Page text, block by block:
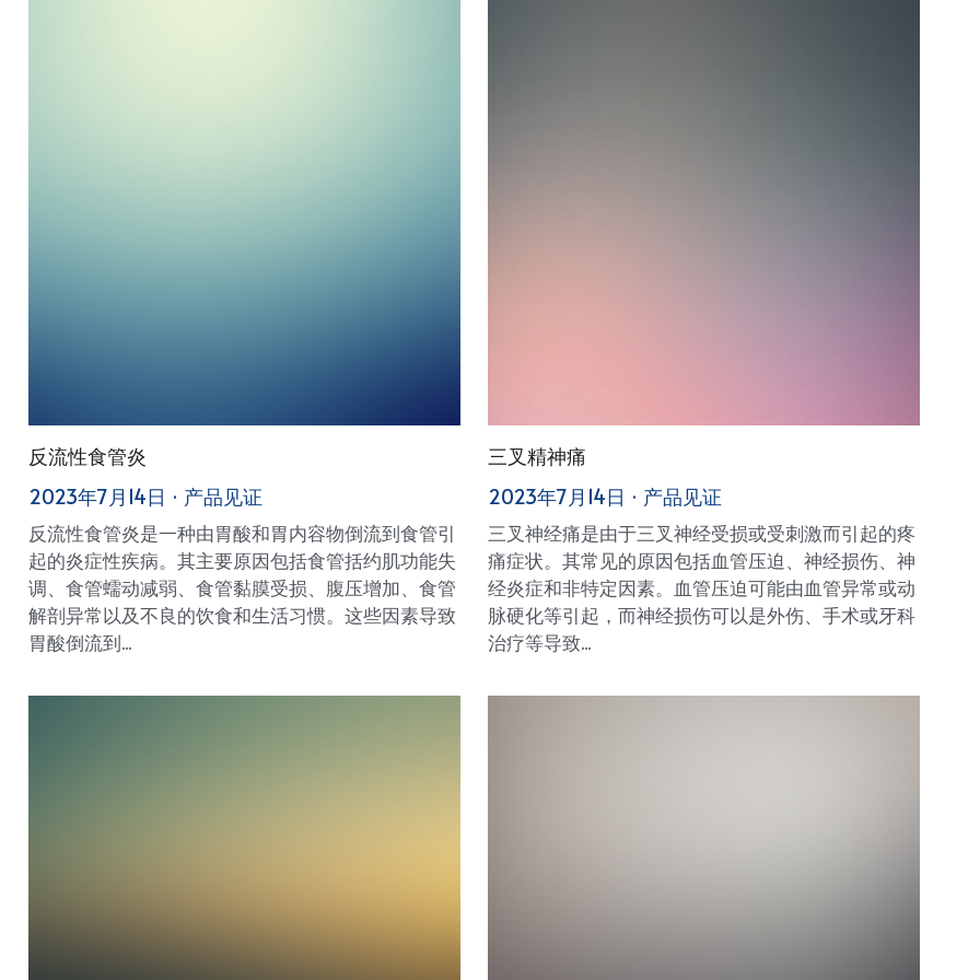
反流性食管炎
2023年7月14日 · 产品见证
反流性食管炎是一种由胃酸和胃内容物倒流到食管引
起的炎症性疾病。其主要原因包括食管括约肌功能失
调、食管蠕动减弱、食管黏膜受损、腹压增加、食管
解剖异常以及不良的饮食和生活习惯。这些因素导致
胃酸倒流到...
三叉精神痛
2023年7月14日 · 产品见证
三叉神经痛是由于三叉神经受损或受刺激而引起的疼
痛症状。其常见的原因包括血管压迫、神经损伤、神
经炎症和非特定因素。血管压迫可能由血管异常或动
脉硬化等引起，而神经损伤可以是外伤、手术或牙科
治疗等导致...